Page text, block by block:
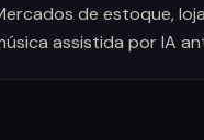
de estoque,
assistida por IA